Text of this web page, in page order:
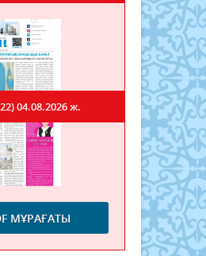
МҰРАҒАТЫ
04.08.2026 ж.